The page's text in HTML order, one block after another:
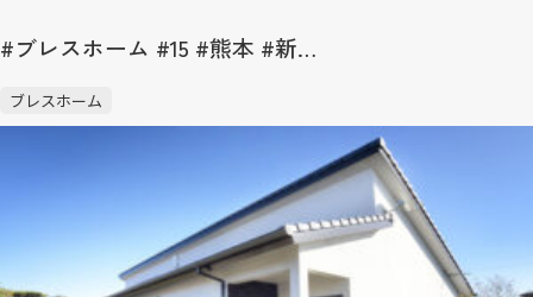
#ブレスホーム #15 #熊本 #新…
ブレスホーム